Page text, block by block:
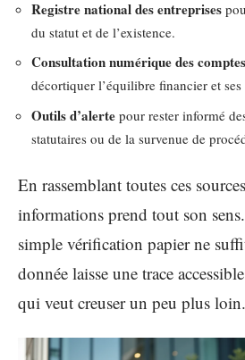
Registre national des entreprises
du statut et de l’existence.
Consultation numérique des
décortiquer l’équilibre financier et
Outils d’alerte pour rester informé
statutaires ou de la survenue de
En rassemblant toutes ces
informations prend tout son
simple vérification papier ne
donnée laisse une trace
qui veut creuser un peu plus loin.